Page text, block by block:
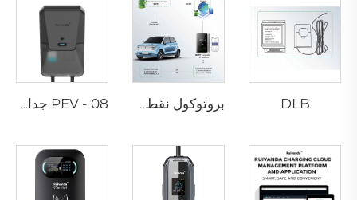
DLB بروتوكول نقطة الشحن المفتوح PEV - 08 جدار شحن سيارات كهربائية